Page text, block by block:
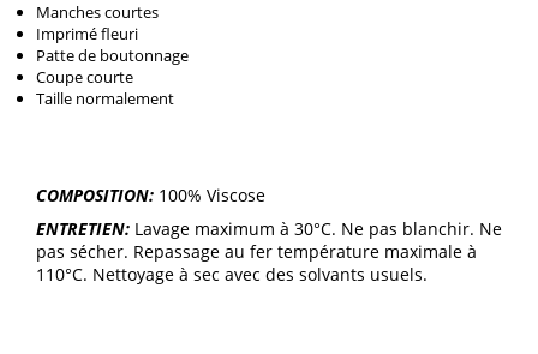
Manches courtes
Imprimé fleuri
Patte de boutonnage
Coupe courte
Taille normalement
COMPOSITION: 100% Viscose
ENTRETIEN: Lavage maximum à 30°C. Ne pas blanchir. Ne
pas sécher. Repassage au fer température maximale à
110°C. Nettoyage à sec avec des solvants usuels.